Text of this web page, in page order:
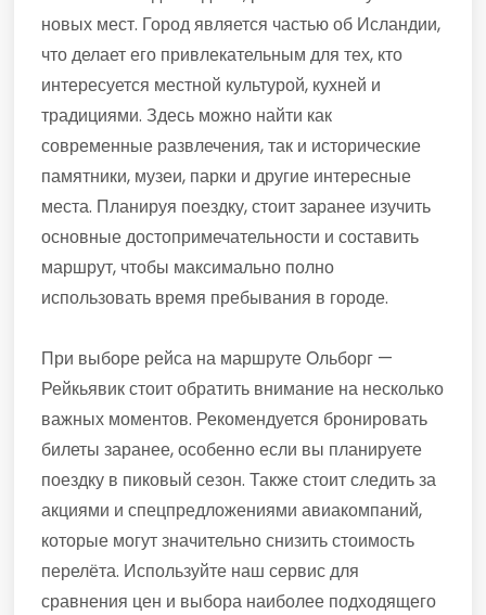
новых мест. Город является частью об Исландии,
что делает его привлекательным для тех, кто
интересуется местной культурой, кухней и
традициями. Здесь можно найти как
современные развлечения, так и исторические
памятники, музеи, парки и другие интересные
места. Планируя поездку, стоит заранее изучить
основные достопримечательности и составить
маршрут, чтобы максимально полно
использовать время пребывания в городе.
При выборе рейса на маршруте Ольборг —
Рейкьявик стоит обратить внимание на несколько
важных моментов. Рекомендуется бронировать
билеты заранее, особенно если вы планируете
поездку в пиковый сезон. Также стоит следить за
акциями и спецпредложениями авиакомпаний,
которые могут значительно снизить стоимость
перелёта. Используйте наш сервис для
сравнения цен и выбора наиболее подходящего